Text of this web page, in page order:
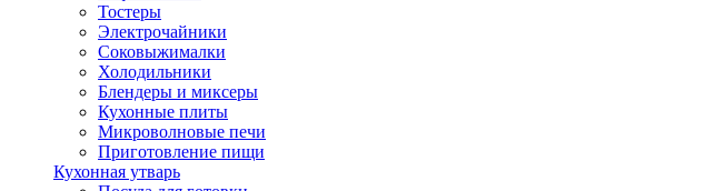
Тостеры
Электрочайники
Соковыжималки
Холодильники
Блендеры и миксеры
Кухонные плиты
Микроволновые печи
Приготовление пищи
Кухонная утварь